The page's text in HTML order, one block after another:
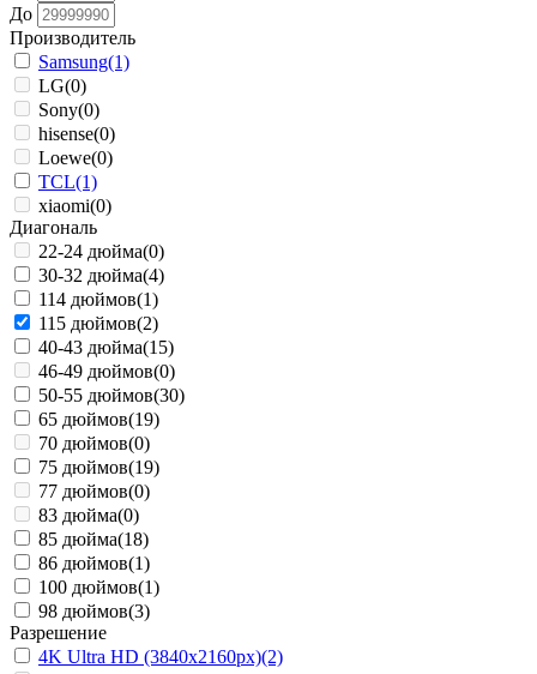
До
Производитель
Samsung(1)
LG(0)
Sony(0)
hisense(0)
Loewe(0)
TCL(1)
xiaomi(0)
Диагональ
22-24 дюйма(0)
30-32 дюйма(4)
114 дюймов(1)
115 дюймов(2)
40-43 дюйма(15)
46-49 дюймов(0)
50-55 дюймов(30)
65 дюймов(19)
70 дюймов(0)
75 дюймов(19)
77 дюймов(0)
83 дюйма(0)
85 дюйма(18)
86 дюймов(1)
100 дюймов(1)
98 дюймов(3)
Разрешение
4K Ultra HD (3840x2160px)(2)